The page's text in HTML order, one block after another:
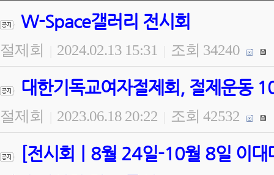
W-Space갤러리 전시회
절제회 2024.02.13 15:31 조회 34240
대한기독교여자절제회, 절제운동
절제회 2023.06.18 20:22 조회 42532
[전시회ㅣ8월 24일-10월 8일 이